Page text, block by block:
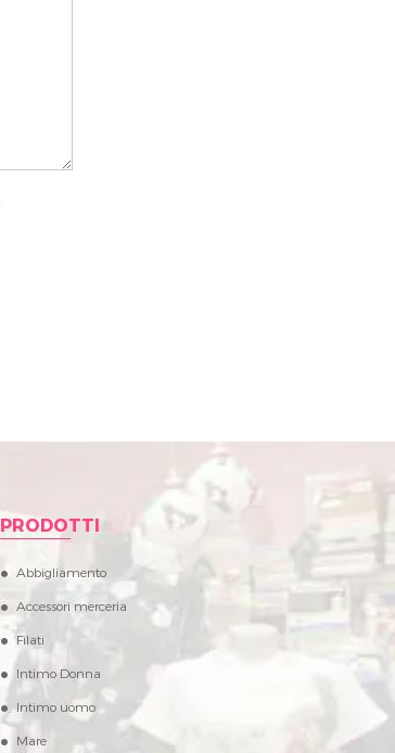
PRODOTTI
Abbigliamento
Accessori merceria
Filati
Intimo Donna
Intimo uomo
Mare